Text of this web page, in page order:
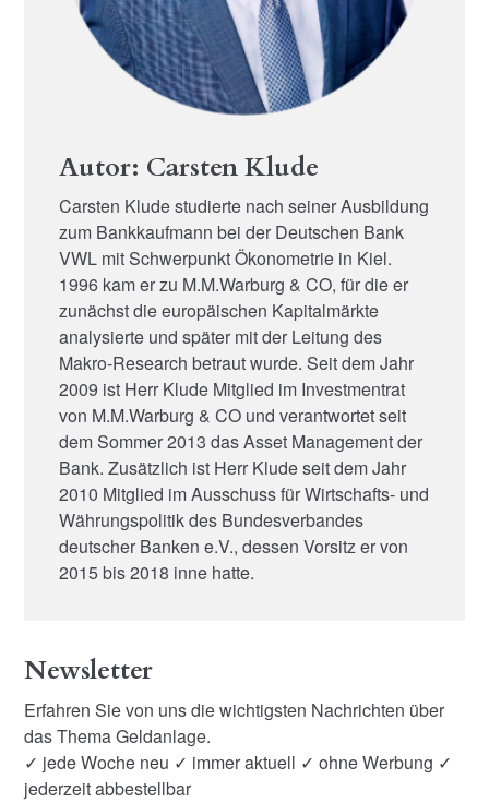
Autor: Carsten Klude
Carsten Klude studierte nach seiner Ausbildung
zum Bankkaufmann bei der Deutschen Bank
VWL mit Schwerpunkt Ökonometrie in Kiel.
1996 kam er zu M.M.Warburg & CO, für die er
zunächst die europäischen Kapitalmärkte
analysierte und später mit der Leitung des
Makro-Research betraut wurde. Seit dem Jahr
2009 ist Herr Klude Mitglied im Investmentrat
von M.M.Warburg & CO und verantwortet seit
dem Sommer 2013 das Asset Management der
Bank. Zusätzlich ist Herr Klude seit dem Jahr
2010 Mitglied im Ausschuss für Wirtschafts- und
Währungspolitik des Bundesverbandes
deutscher Banken e.V., dessen Vorsitz er von
2015 bis 2018 inne hatte.
Newsletter
Erfahren Sie von uns die wichtigsten Nachrichten über
das Thema Geldanlage.
✓ jede Woche neu ✓ immer aktuell ✓ ohne Werbung ✓
jederzeit abbestellbar